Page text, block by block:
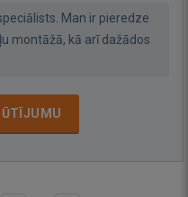
Man ir pieredze
montāžā, kā arī dažādos